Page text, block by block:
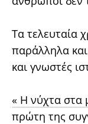
Τα τελευταία
παράλληλα
και γνωστές
« Η νύχτα στα
πρώτη της